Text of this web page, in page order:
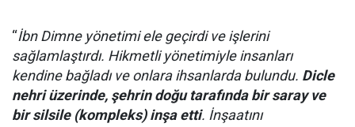
“İbn Dimne yönetimi ele geçirdi ve işlerini
sağlamlaştırdı. Hikmetli yönetimiyle insanları
kendine bağladı ve onlara ihsanlarda bulundu. Dicle
nehri üzerinde, şehrin doğu tarafında bir saray ve
bir silsile (kompleks) inşa etti. İnşaatını